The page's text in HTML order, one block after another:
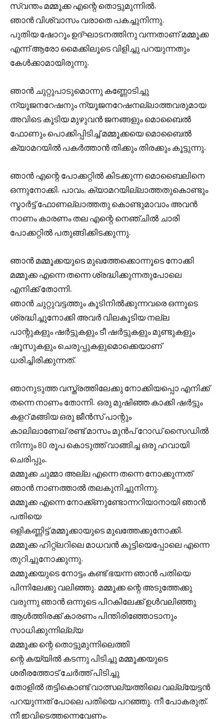
സ്വന്തം മമ്മൂക്ക എന്റെ തൊട്ടുമുന്നിൽ.
ഞാൻ വിശ്വാസം വരാതെ പകച്ചുനിന്നു.
പുതിയ ഷോറൂം ഉദ്ഘാടനത്തിനു വന്നതാണ് മമ്മൂക്ക
എന്ന് ആരോ മൈക്കിലൂടെ വിളിച്ചു പറയുന്നതും
കേൾക്കാമായിരുന്നു.
ഞാൻ ചുറ്റുപാടുമൊന്നു കണ്ണോടിച്ചു
ന്യൂജനറേഷനും ന്യൂജനറേഷനല്ലാത്തവരുമായ
അവിടെ കൂടിയ മുഴുവൻ ജനങ്ങളും മൊബൈൽ
ഫോണും പൊക്കിപ്പിടിച്ച് മമ്മൂക്കയെ മൊബൈൽ
ക്യാമറയിൽ പകർത്താൻ തിക്കും തിരക്കും കൂട്ടുന്നു.
ഞാൻ എന്റെ പോക്കറ്റിൽ കിടക്കുന്ന മൊബൈലിനെ
ഒന്നുനോക്കി. പാവം, ക്യാമറയില്ലാത്തതുകൊണ്ടും
സ്മാർട്ട് ഫോണല്ലാത്തതു കൊണ്ടുമാവാം അവൻ
നാണം കാരണം തല എന്റെ നെഞ്ചിൽ ചാരി
പോക്കറ്റിൽ പതുങ്ങിക്കിടക്കുന്നു.
ഞാൻ മമ്മൂക്കയുടെ മുഖത്തേക്കൊന്നൂടെ നോക്കി
മമ്മൂക്ക എന്നെ തന്നെ ശ്രദ്ധിക്കുന്നതുപോലെ
എനിക്ക് തോന്നി.
ഞാൻ ചുറ്റുവട്ടത്തും കൂടിനിൽക്കുന്നവരെ ഒന്നൂടെ
ശ്രദ്ധിച്ചുനോക്കി അവർ വിലകൂടിയ നല്ല
പാന്റുകളും ഷർട്ടുകളും ടീ ഷർട്ടുകളും മുണ്ടുകളും
ഷൂസുകളും ചെരുപ്പുകളുമൊക്കെയാണ്
ധരിച്ചിരിക്കുന്നത്.
ഞാനുടുത്ത വസ്ത്രത്തിലേക്കു നോക്കിയപ്പൊ എനിക്ക്
തന്നെ നാണം തോന്നി. ഒരു മുഷിഞ്ഞ കാക്കി ഷർട്ടും
കളറ് മങ്ങിയ ഒരു ജീൻസ് പാന്റും
കാലിലാണേല് രണ്ട് മാസം മുൻപ് റോഡ് സൈഡിൽ
നിന്നും 80 രൂപ കൊടുത്ത് വാങ്ങിച്ച ഒരു ഹവായി
ചെരിപ്പും.
മമ്മൂക്ക ചുമ്മാ അല്ല എന്നെ തന്നെ നോക്കുന്നത്
ഞാൻ നാണത്താൽ തലകുനിച്ചുനിന്നു.
മമ്മൂക്ക എന്നെ നോക്ക്ണുണ്ടോന്നറിയാനായി ഞാൻ
പതിയെ
ഒളികണ്ണിട്ട് മമ്മൂക്കായുടെ മുഖത്തേക്കുനോക്കി.
മമ്മൂക്ക ഹിറ്റ്ലറിലെ മാധവൻ കുട്ടിയെപ്പോലെ എന്നെ
തുറിച്ചുനോക്കുന്നു.
മമ്മൂക്കയുടെ നോട്ടം കണ്ട് ഭയന്ന ഞാൻ പതിയെ
പിന്നിലേക്കു വലിഞ്ഞു. മമ്മൂക്ക ന്റെ അടുത്തേക്കു
വരുന്നു ഞാൻ ഒന്നൂടെ പിറകിലേക്ക് ഉൾവലിഞ്ഞു
ആൾത്തിരക്ക് കാരണം പിന്തിരിഞ്ഞോടാനും
സാധിക്കുന്നില്ല്യ
മമ്മൂക്ക ന്റെ തൊട്ടുമുന്നിലെത്തി
ന്റെ കയ്യിൽ കടന്നു പിടിച്ചു മമ്മൂക്കയുടെ
ശരീരത്തോട് ചേർത്ത് പിടിച്ചു
തോളിൽ തട്ടികൊണ്ട് വാത്സല്യത്തിലെ വല്ല്യേട്ടൻ
പറയുന്നത് പോലെ പതിയെ പറഞ്ഞു. നീ പോകരുത്.
നീ ഇവിടെത്തന്നെവേണം.